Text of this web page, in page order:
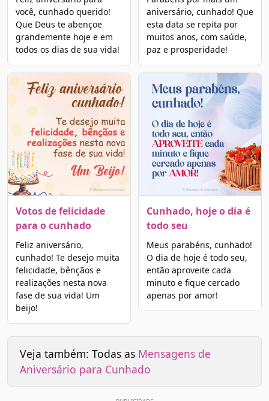
você, cunhado querido!
Que Deus te abençoe
grandemente hoje e em
todos os dias de sua vida!
Votos de felicidade
para o cunhado
Feliz aniversário,
cunhado! Te desejo muita
felicidade, bênçãos e
realizações nesta nova
fase de sua vida! Um
beijo!
aniversário, cunhado! Que
esta data se repita por
muitos anos, com saúde,
paz e prosperidade!
Cunhado, hoje o dia é
todo seu
Meus parabéns, cunhado!
O dia de hoje é todo seu,
então aproveite cada
minuto e fique cercado
apenas por amor!
Veja também: Todas as Mensagens de
Aniversário para Cunhado